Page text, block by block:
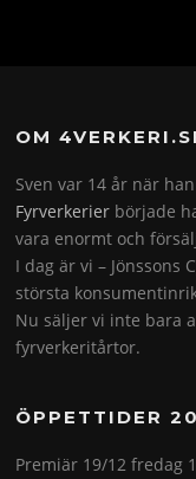
OM
Sven var 14 år när
Fyrverkerier började
vara enormt och
I dag är vi – Jönssons
största
Nu säljer vi inte bara
fyrverkeritårtor.
ÖPPETTIDER
Premiär 19/12 fredag